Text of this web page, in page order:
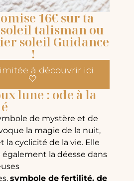
16€ sur ta
talisman ou
soleil Guidance
!
à découvrir ici
🤍
lune : ode à la
de mystère et de
la magie de la nuit,
la cyclicité de la vie. Elle
la déesse dans
symbole de fertilité, de